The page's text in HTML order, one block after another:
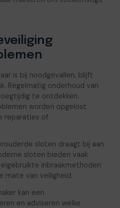
is bij noodgevallen, blijft
Regelmatig onderhoud van
te ontdekken.
worden opgelost
reparaties of
sloten draagt bij aan
sloten bieden vaak
inbraakmethoden
mate van veiligheid.
kan een
en adviseren welke